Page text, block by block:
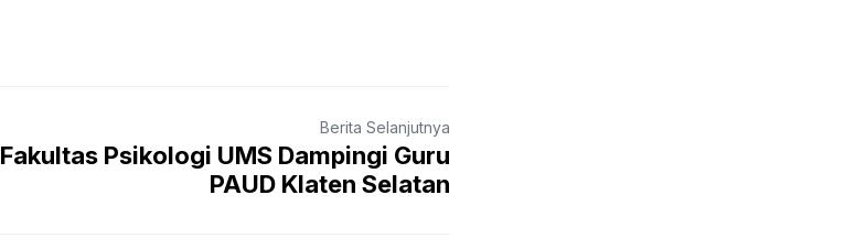
Berita Selanjutnya
Fakultas Psikologi UMS Dampingi Guru
PAUD Klaten Selatan